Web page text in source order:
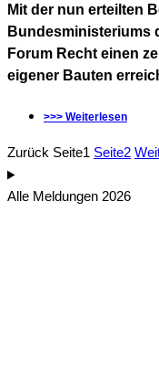
Mit der nun erteilten
Bundesministeriums
Forum Recht einen
eigener Bauten
>>> Weiterlesen
Zurück Seite1 Seite2
Alle Meldungen 2026